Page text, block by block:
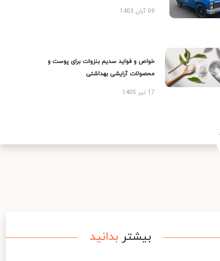
09 آبان 1403
خواص و فواید سدیم بنزوات برای پوست و
محصولات آرایشی بهداشتی
17 تیر 1405
بیشتر بدانید